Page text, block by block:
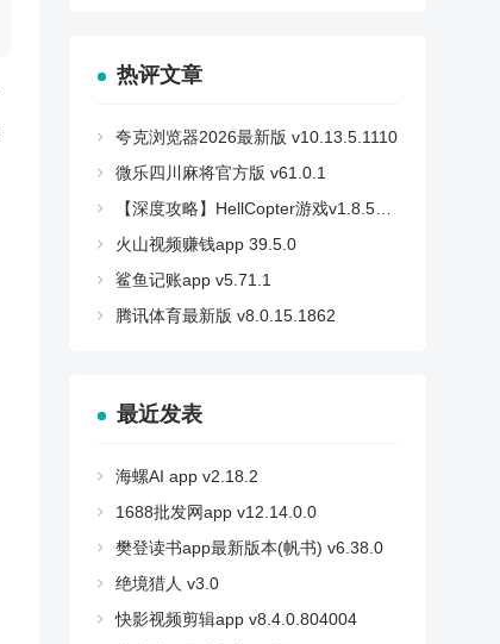
热评文章
夸克浏览器2026最新版 v10.13.5.1110
微乐四川麻将官方版 v61.0.1
【深度攻略】HellCopter游戏v1.8.59安卓版：如何轻松登顶，解锁所有秘密？
火山视频赚钱app 39.5.0
鲨鱼记账app v5.71.1
腾讯体育最新版 v8.0.15.1862
最近发表
海螺AI app v2.18.2
1688批发网app v12.14.0.0
樊登读书app最新版本(帆书) v6.38.0
绝境猎人 v3.0
快影视频剪辑app v8.4.0.804004